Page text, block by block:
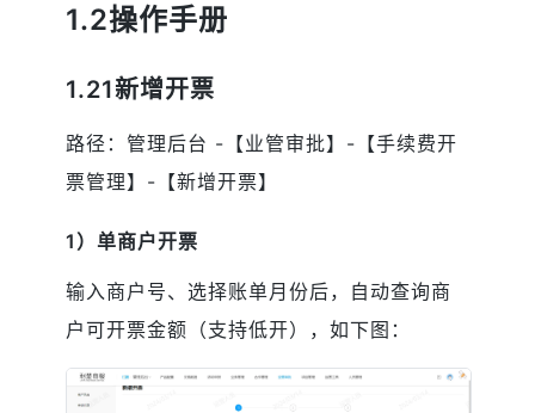
1.2操作手册
1.21新增开票
路径：管理后台 -【业管审批】-【手续费开
票管理】-【新增开票】
1）单商户开票
输入商户号、选择账单月份后，自动查询商
户可开票金额（支持低开），如下图：